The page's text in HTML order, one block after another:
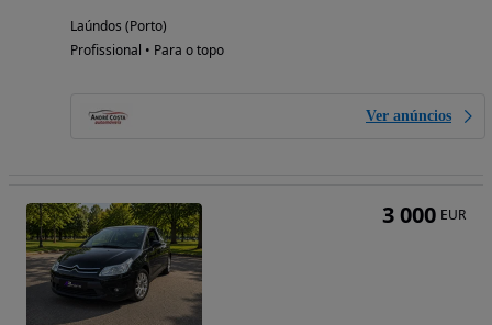
Laúndos (Porto)
Profissional • Para o topo
Ver anúncios
3 000 EUR